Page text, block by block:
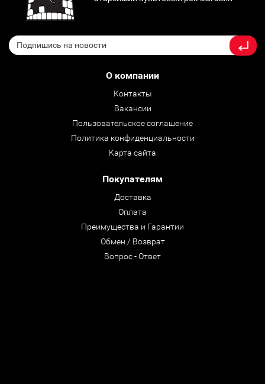
О компании
Контакты
Вакансии
Пользовательское соглашение
Политика конфиденциальности
Карта сайта
Покупателям
Доставка
Оплата
Преимущества и Гарантии
Обмен / Возврат
Вопрос - Ответ